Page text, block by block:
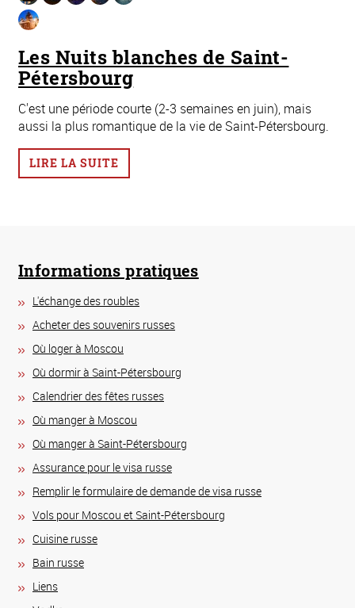
Les Nuits blanches de Saint-
Pétersbourg
C'est une période courte (2-3 semaines en juin), mais
aussi la plus romantique de la vie de Saint-Pétersbourg.
LIRE LA SUITE
Informations pratiques
L'échange des roubles
Acheter des souvenirs russes
Où loger à Moscou
Où dormir à Saint-Pétersbourg
Calendrier des fêtes russes
Où manger à Moscou
Où manger à Saint-Pétersbourg
Assurance pour le visa russe
Remplir le formulaire de demande de visa russe
Vols pour Moscou et Saint-Pétersbourg
Сuisine russe
Bain russe
Liens